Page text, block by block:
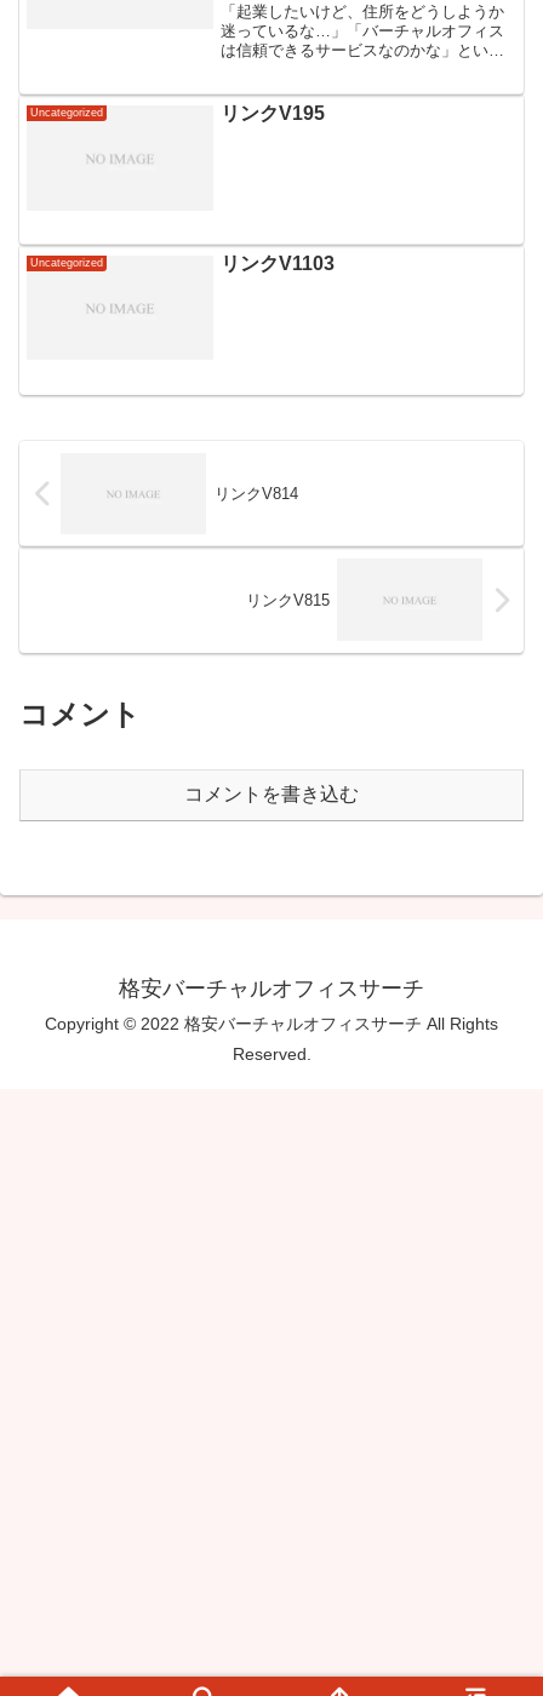
「起業したいけど、住所をどうしようか
迷っているな…」「バーチャルオフィス
は信頼できるサービスなのかな」といっ
を持たずに事業を始められる画期的なサ
ービスです。コストを抑え...
Uncategorized リンクV195
Uncategorized リンクV1103
リンクV814
リンクV815
コメント
コメントを書き込む
格安バーチャルオフィスサーチ
Copyright © 2022 格安バーチャルオフィスサーチ All Rights
Reserved.